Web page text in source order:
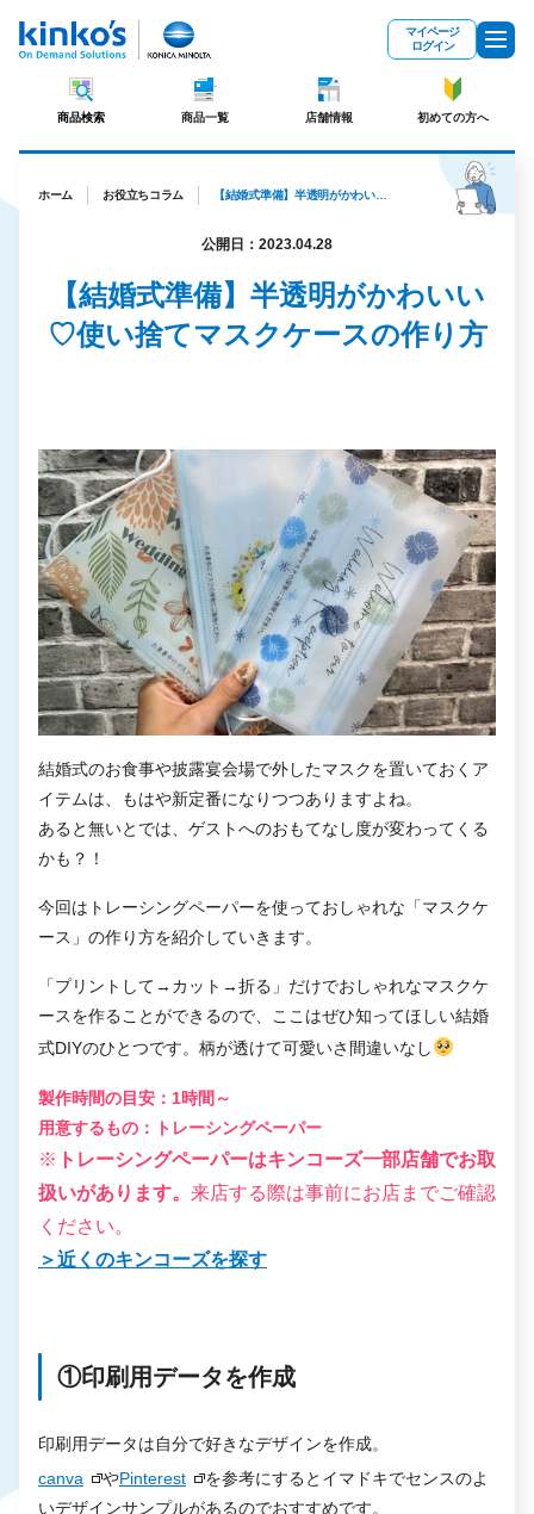
マイページ
ログイン
商品検索 商品一覧 店舗情報 初めての方へ
ホーム お役立ちコラム 【結婚式準備】半透明がかわいい♡使い捨てマスクケースの作り方
公開日：2023.04.28
【結婚式準備】半透明がかわいい
♡使い捨てマスクケースの作り方
結婚式のお食事や披露宴会場で外したマスクを置いておくア
イテムは、もはや新定番になりつつありますよね。
あると無いとでは、ゲストへのおもてなし度が変わってくる
かも？！
今回はトレーシングペーパーを使っておしゃれな「マスクケ
ース」の作り方を紹介していきます。
「プリントして→カット→折る」だけでおしゃれなマスクケ
ースを作ることができるので、ここはぜひ知ってほしい結婚
式DIYのひとつです。柄が透けて可愛いさ間違いなし
製作時間の目安：1時間～
用意するもの：トレーシングペーパー
※ トレーシングペーパーはキンコーズ一部店舗でお取
扱いがあります。 来店する際は事前にお店までご確認
ください。
＞近くのキンコーズを探す
①印刷用データを作成
印刷用データは自分で好きなデザインを作成。
canva
やPinterest
を参考にするとイマドキでセンスのよ
いデザインサンプルがあるのでおすすめです。